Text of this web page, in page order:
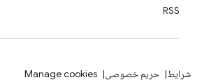
RSS
شرایط حریم خصوصی Manage cookies